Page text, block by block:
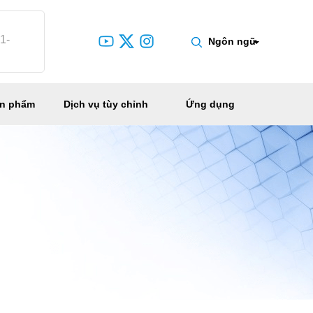
Ngôn ngữ
phẩm Dịch vụ tùy chỉnh Ứng dụng